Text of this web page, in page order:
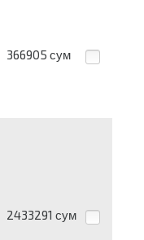
366905 сум
2433291 сум